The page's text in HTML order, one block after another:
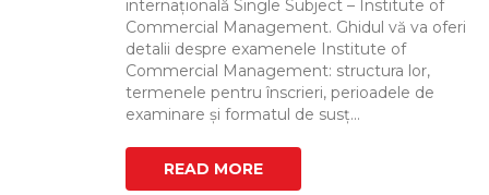
internațională Single Subject – Institute of
Commercial Management. Ghidul vă va oferi
detalii despre examenele Institute of
Commercial Management: structura lor,
termenele pentru înscrieri, perioadele de
examinare și formatul de susț...
READ MORE